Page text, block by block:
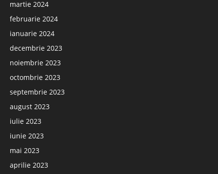
martie 2024
februarie 2024
ianuarie 2024
decembrie 2023
noiembrie 2023
octombrie 2023
septembrie 2023
august 2023
iulie 2023
iunie 2023
mai 2023
aprilie 2023